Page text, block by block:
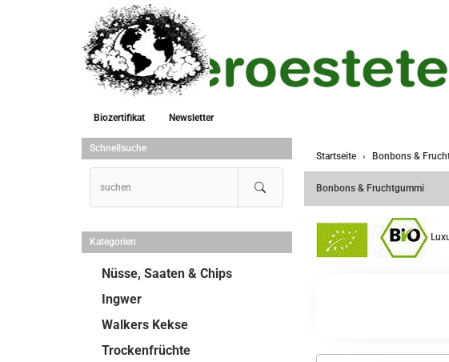
Biozertifikat Newsletter
Startseite Bonbons &
Bonbons & Fruchtgummi
Schnellsuche
Kategorien
Nüsse, Saaten & Chips
Ingwer
Walkers Kekse
Trockenfrüchte